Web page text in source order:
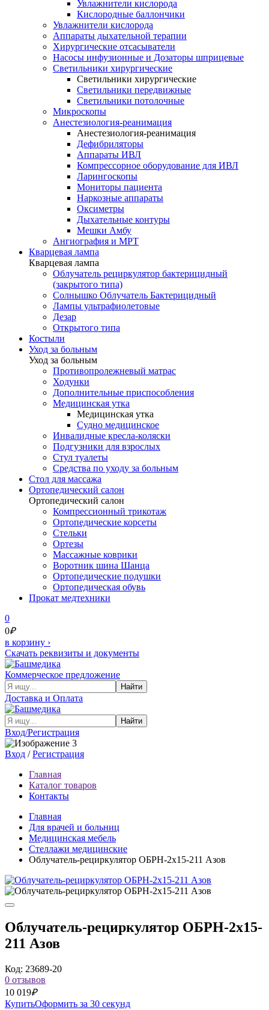
Увлажнители кислорода
Кислородные баллончики
Увлажнители кислорода
Аппараты дыхательной терапии
Хирургические отсасыватели
Насосы инфузионные и Дозаторы шприцевые
Светильники хирургические
Светильники хирургические
Светильники передвижные
Светильники потолочные
Микроскопы
Анестезиология-реанимация
Анестезиология-реанимация
Дефибриляторы
Аппараты ИВЛ
Компрессорное оборудование для ИВЛ
Ларингоскопы
Мониторы пациента
Наркозные аппараты
Оксиметры
Дыхательные контуры
Мешки Амбу
Ангиография и МРТ
Кварцевая лампа
Кварцевая лампа
Облучатель рециркулятор бактерицидный
(закрытого типа)
Солнышко Облучатель Бактерицидный
Лампы ультрафиолетовые
Дезар
Открытого типа
Костыли
Уход за больным
Уход за больным
Противопролежневый матрас
Ходунки
Дополнительные приспособления
Медицинская утка
Медицинская утка
Судно медицинское
Инвалидные кресла-коляски
Подгузники для взрослых
Стул туалеты
Средства по уходу за больным
Cтол для массажа
Ортопедический салон
Ортопедический салон
Компрессионный трикотаж
Ортопедические корсеты
Стельки
Ортезы
Массажные коврики
Воротник шина Шанца
Ортопедические подушки
Ортопедическая обувь
Прокат медтехники
0
0₽
в корзину ›
Скачать реквизиты и документы
Коммерческое предложение
Найти
Доставка и Оплата
Найти
Вход/Регистрация
Вход /Регистрация
Главная
Каталог товаров
Контакты
Главная
Для врачей и больниц
Медицинская мебель
Стеллажи медицинские
Облучатель-рециркулятор ОБРН-2x15-211 Азов
Облучатель-рециркулятор ОБРН-2x15-
211 Азов
Код: 23689-20
0 отзывов
10 019₽
КупитьОформить за 30 секунд